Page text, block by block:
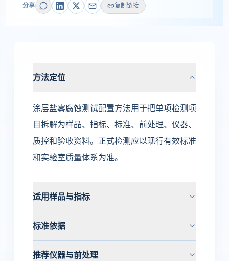
分享 复制链接
方法定位
涂层盐雾腐蚀测试配置方法用于把单项检测项
目拆解为样品、指标、标准、前处理、仪器、
质控和验收资料。正式检测应以现行有效标准
和实验室质量体系为准。
适用样品与指标
标准依据
推荐仪器与前处理